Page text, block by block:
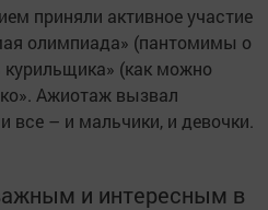
приняли активное участие
олимпиада» (пантомимы о
курильщика» (как можно
Ажиотаж вызвал
все – и мальчики, и девочки.
и интересным в